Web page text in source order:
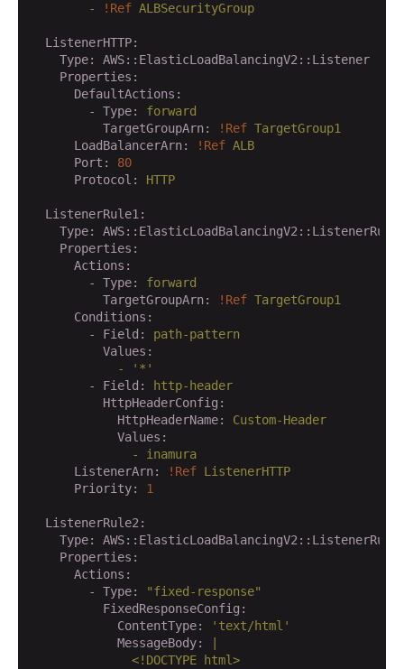
        -
!Ref ALBSecurityGroup
  ListenerHTTP:
    Type:
AWS::ElasticLoadBalancingV2::Listener
    Properties:
      DefaultActions:
        - Type:
forward
          TargetGroupArn:
!Ref TargetGroup1
      LoadBalancerArn:
!Ref ALB
      Port:
80
      Protocol:
HTTP
  ListenerRule1:
    Type:
AWS::ElasticLoadBalancingV2::ListenerRule
    Properties:
      Actions:
        - Type:
forward
          TargetGroupArn:
!Ref TargetGroup1
      Conditions:
        - Field:
path-pattern
          Values:
            -
'*'
        - Field:
http-header
          HttpHeaderConfig:
            HttpHeaderName:
Custom-Header
            Values:
              -
inamura
      ListenerArn:
!Ref ListenerHTTP
      Priority:
1
  ListenerRule2:
    Type:
AWS::ElasticLoadBalancingV2::ListenerRule
    Properties:
      Actions:
        - Type:
"fixed-response"
          FixedResponseConfig:
            ContentType:
'text/html'
            MessageBody:
              <!DOCTYPE html>